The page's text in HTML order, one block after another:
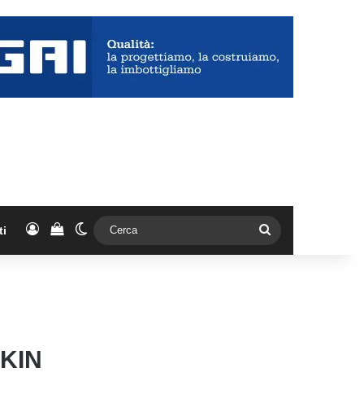
AccediVedi il carrello
Cambia aspetto